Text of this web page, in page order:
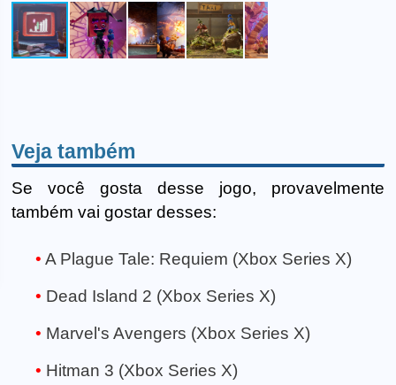
Veja também
Se você gosta desse jogo, provavelmente
também vai gostar desses:
A Plague Tale: Requiem (Xbox Series X)
Dead Island 2 (Xbox Series X)
Marvel's Avengers (Xbox Series X)
Hitman 3 (Xbox Series X)